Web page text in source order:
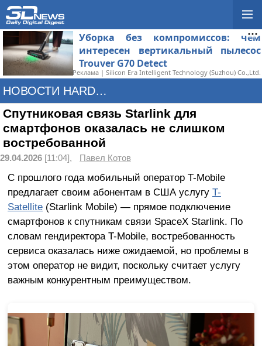
Уборка без компромиссов: чем
интересен вертикальный пылесос
Trouver G70 Detect
Реклама | Silicon Era Intelligent Technology (Suzhou) Co.,Ltd.
НОВОСТИ HARDWARE
Спутниковая связь Starlink для
смартфонов оказалась не слишком
востребованной
29.04.2026 [11:04], Павел Котов
С прошлого года мобильный оператор T-Mobile
предлагает своим абонентам в США услугу T-
Satellite(Starlink Mobile) — прямое подключение
смартфонов к спутникам связи SpaceX Starlink. По
словам гендиректора T-Mobile, востребованность
сервиса оказалась ниже ожидаемой, но проблемы в
этом оператор не видит, поскольку считает услугу
важным конкурентным преимуществом.